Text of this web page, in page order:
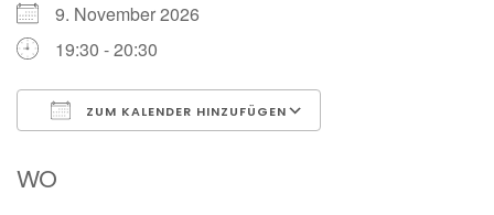
9. November 2026
19:30 - 20:30
ZUM KALENDER HINZUFÜGEN
WO